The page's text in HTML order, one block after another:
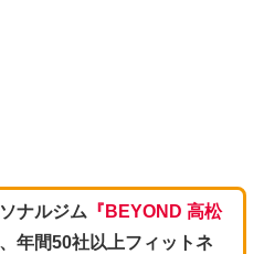
ナルジム 『BEYOND 高松
年間50社以上フィットネ